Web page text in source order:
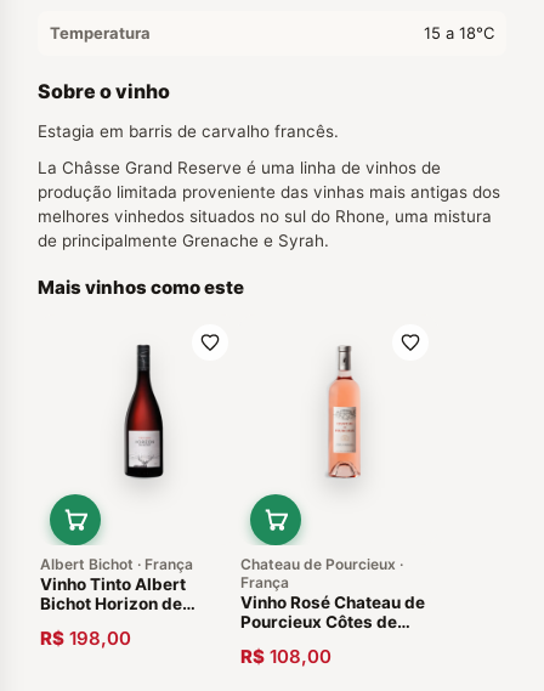
Temperatura 15 a 18°C
Sobre o vinho
Estagia em barris de carvalho francês.
La Châsse Grand Reserve é uma linha de vinhos de
produção limitada proveniente das vinhas mais antigas dos
melhores vinhedos situados no sul do Rhone, uma mistura
de principalmente Grenache e Syrah.
Mais vinhos como este
Albert Bichot · França
Vinho Tinto Albert
Bichot Horizon de
R$ 198,00
Chateau de Pourcieux ·
França
Vinho Rosé Chateau de
Pourcieux Côtes de
750ml
R$ 108,00